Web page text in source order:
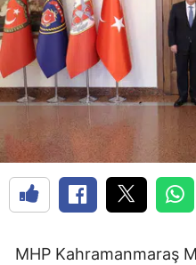
MHP Kahramanmaraş